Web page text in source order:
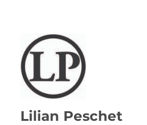
Lilian Peschet